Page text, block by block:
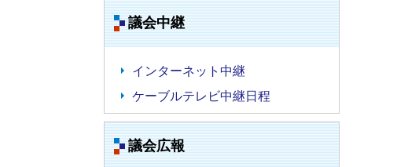
議会中継
インターネット中継
ケーブルテレビ中継日程
議会広報